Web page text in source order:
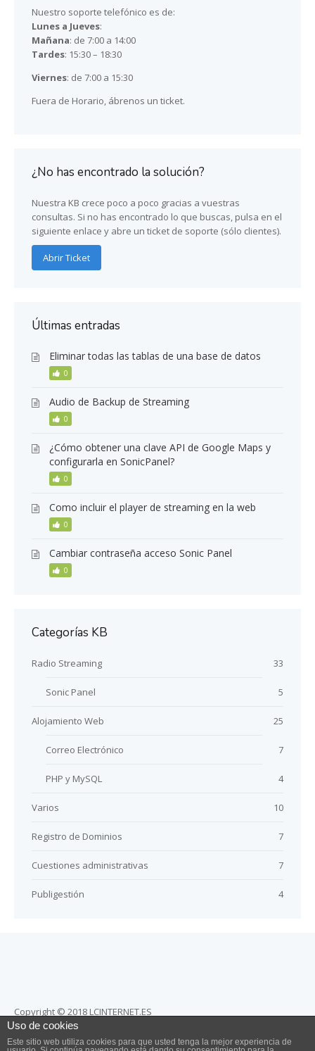
Nuestro soporte telefónico es de:
Lunes a Jueves:
Mañana: de 7:00 a 14:00
Tardes: 15:30 – 18:30
Viernes: de 7:00 a 15:30
Fuera de Horario, ábrenos un ticket.
¿No has encontrado la solución?
Nuestra KB crece poco a poco gracias a vuestras
consultas. Si no has encontrado lo que buscas, pulsa en el
siguiente enlace y abre un ticket de soporte (sólo clientes).
Abrir Ticket
Últimas entradas
Eliminar todas las tablas de una base de datos
0
Audio de Backup de Streaming
0
¿Cómo obtener una clave API de Google Maps y
configurarla en SonicPanel?
0
Como incluir el player de streaming en la web
0
Cambiar contraseña acceso Sonic Panel
0
Categorías KB
Radio Streaming 33
Sonic Panel 5
Alojamiento Web 25
Correo Electrónico 7
PHP y MySQL 4
Varios 10
Registro de Dominios 7
Cuestiones administrativas 7
Publigestión 4
Copyright © 2018 LCINTERNET.ES
Totalmente prohibida la reproducción total o parcial de estos
contenidos sin la debida autorización. Cualquier copia no
Uso de cookies
Este sitio web utiliza cookies para que usted tenga la mejor experiencia de